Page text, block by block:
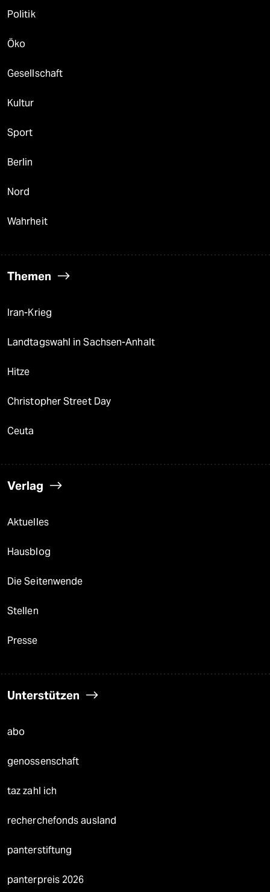
Politik
Öko
Gesellschaft
Kultur
Sport
Berlin
Nord
Wahrheit
Themen
Iran-Krieg
Landtagswahl in Sachsen-Anhalt
Hitze
Christopher Street Day
Ceuta
Verlag
Aktuelles
Hausblog
Die Seitenwende
Stellen
Presse
Unterstützen
abo
genossenschaft
taz zahl ich
recherchefonds ausland
panterstiftung
panterpreis 2026